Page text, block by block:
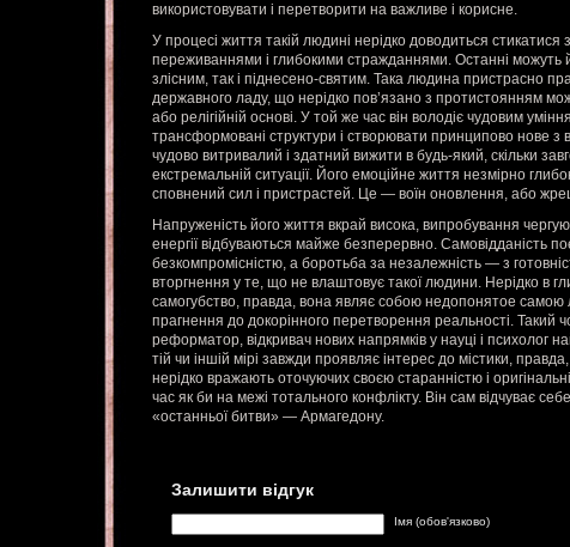
використовувати і перетворити на важливе і корисне.
У процесі життя такій людині нерідко доводиться
переживаннями і глибокими стражданнями. Останні можуть
злісним, так і піднесено-святим. Така людина пристрасно
державного ладу, що нерідко пов’язано з протистоянням
або релігійній основі. У той же час він володіє чудовим
трансформовані структури і створювати принципово нове
чудово витривалий і здатний вижити в будь-який, скільки
екстремальній ситуації. Його емоційне життя незмірно
сповнений сил і пристрастей. Це — воїн оновлення, або
Напруженість його життя вкрай висока, випробування
енергії відбуваються майже безперервно. Самовідданість
безкомпромісністю, а боротьба за незалежність — з
вторгнення у те, що не влаштовує такої людини. Нерідко в
самогубство, правда, вона являє собою недопонятое
прагнення до докорінного перетворення реальності. Такий
реформатор, відкривач нових напрямків у науці і психолог
тій чи іншій мірі завжди проявляє інтерес до містики,
нерідко вражають оточуючих своєю старанністю і
час як би на межі тотального конфлікту. Він сам відчуває
«останньої битви» — Армагедону.
Залишити відгук
Імя (обов'язково)